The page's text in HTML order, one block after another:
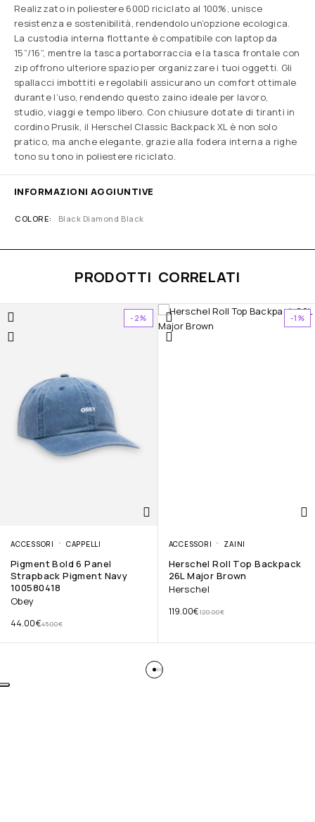
Realizzato in poliestere 600D riciclato al 100%, unisce
resistenza e sostenibilità, rendendolo un’opzione ecologica.
La custodia interna flottante è compatibile con laptop da
15”/16”, mentre la tasca portaborraccia e la tasca frontale con
zip offrono ulteriore spazio per organizzare i tuoi oggetti. Gli
spallacci imbottiti e regolabili assicurano un comfort ottimale
durante l’uso, rendendo questo zaino ideale per lavoro,
studio, viaggi e tempo libero. Con chiusure dotate di tiranti in
cordino Prusik, il Herschel Classic Backpack XL è non solo
pratico, ma anche elegante, grazie alla fodera interna a righe
tono su tono in poliestere riciclato.
INFORMAZIONI AGGIUNTIVE
COLORE Black Diamond Black
PRODOTTI CORRELATI
-2%
ACCESSORI CAPPELLI
Pigment Bold 6 Panel
Strapback Pigment Navy
100580418
Obey
45.00€
44.00€
-1%
ACCESSORI ZAINI
Herschel Roll Top Backpack
26L Major Brown
Herschel
120.00€
119.00€